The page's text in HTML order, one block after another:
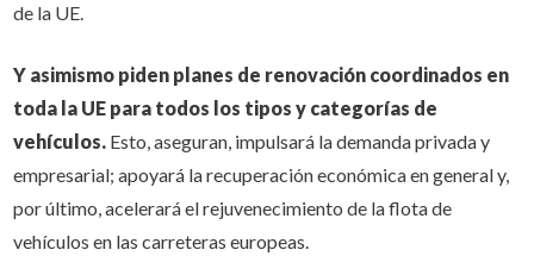
de la UE.
Y asimismo piden planes de renovación coordinados en
toda la UE para todos los tipos y categorías de
vehículos. Esto, aseguran, impulsará la demanda privada y
empresarial; apoyará la recuperación económica en general y,
por último, acelerará el rejuvenecimiento de la flota de
vehículos en las carreteras europeas.